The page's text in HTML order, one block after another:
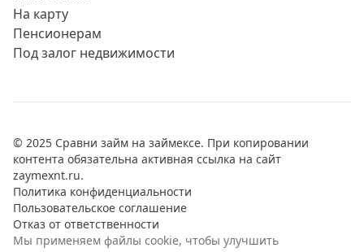
На карту
Пенсионерам
Под залог недвижимости
© 2025 Сравни займ на займексе. При копировании
контента обязательна активная ссылка на сайт
zaymexnt.ru.
Политика конфиденциальности
Пользовательское соглашение
Отказ от ответственности
Мы применяем файлы cookie, чтобы улучшить